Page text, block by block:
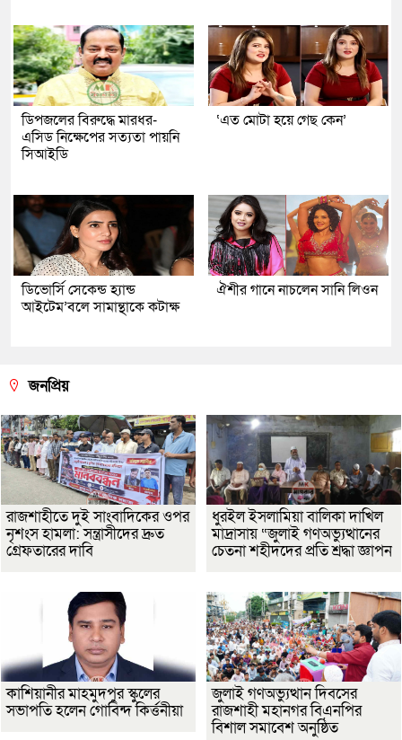
ডিপজলের বিরুদ্ধে মারধর-
এসিড নিক্ষেপের সত্যতা পায়নি
সিআইডি
‘এত মোটা হয়ে গেছ কেন’
ডিভোর্সি সেকেন্ড হ্যান্ড
আইটেম’বলে সামান্থাকে কটাক্ষ
ঐশীর গানে নাচলেন সানি লিওন
জনপ্রিয়
রাজশাহীতে দুই সাংবাদিকের ওপর
নৃশংস হামলা: সন্ত্রাসীদের দ্রুত
গ্রেফতারের দাবি
ধুরইল ইসলামিয়া বালিকা দাখিল
মাদ্রাসায় “জুলাই গণঅভ্যুত্থানের
চেতনা শহীদদের প্রতি শ্রদ্ধা জ্ঞাপন
কাশিয়ানীর মাহমুদপুর স্কুলের
সভাপতি হলেন গোবিন্দ কির্ত্তনীয়া
জুলাই গণঅভ্যুত্থান দিবসের
রাজশাহী মহানগর বিএনপির
বিশাল সমাবেশ অনুষ্ঠিত